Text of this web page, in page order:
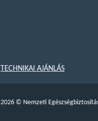
TECHNIKAI AJÁNLÁS
2026 © Nemzeti